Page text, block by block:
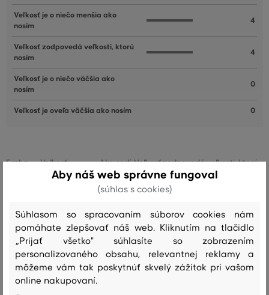
Veľkosť je o niečo menšia ako
nosím
4
Veľkosť zodpovedá veľkosti, ktorú
nosím
4
Veľkosť je o niečo väčšia ako
nosím
0
Veľkosť je oveľa väčšia ako nosím 0
Farba
Veľkosť:
32/32
Ako sedí: Veľkosť zodpovedá veľkosti, ktorú
nosím
Farba
Veľkosť:
30/32
Ako sedí: Veľkosť zodpovedá veľkosti, ktorú
nosím
Jitka
Aby náš web správne fungoval
(súhlas s cookies)
Súhlasom so spracovaním súborov cookies nám
pomáhate zlepšovať náš web. Kliknutím na tlačidlo
„Prijať všetko" súhlasíte so zobrazením
personalizovaného obsahu, relevantnej reklamy a
môžeme vám tak poskytnúť skvelý zážitok pri vašom
online nakupovaní.